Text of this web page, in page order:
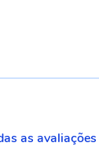
as avaliações